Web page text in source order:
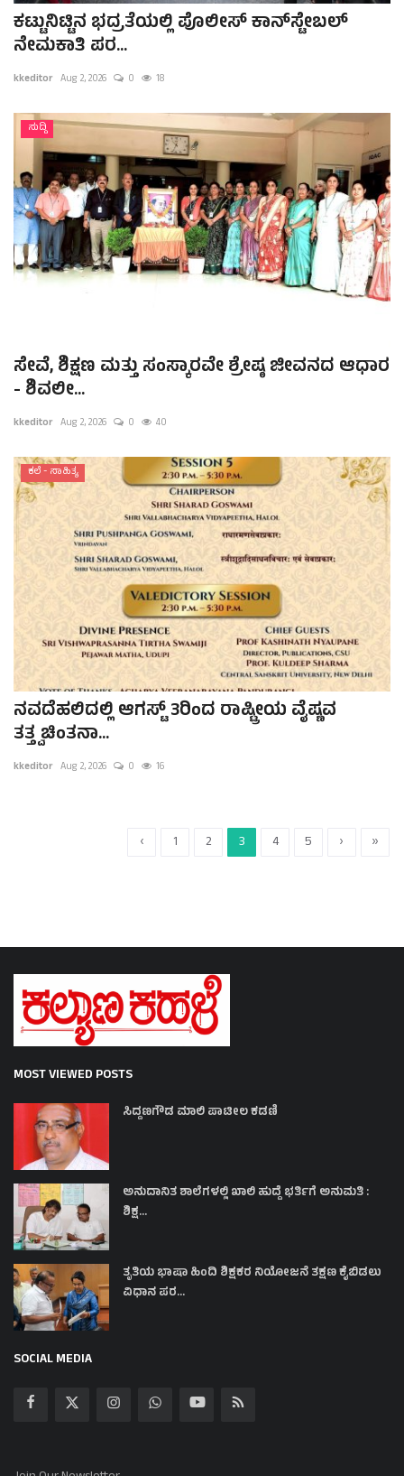
ಕಟ್ಟುನಿಟ್ಟಿನ ಭದ್ರತೆಯಲ್ಲಿ ಪೊಲೀಸ್ ಕಾನ್‌ಸ್ಟೇಬಲ್
ನೇಮಕಾತಿ ಪರ...
kkeditor Aug 2, 2026 0 18
ಸುದ್ದಿ
ಸೇವೆ, ಶಿಕ್ಷಣ ಮತ್ತು ಸಂಸ್ಕಾರವೇ ಶ್ರೇಷ್ಠ ಜೀವನದ ಆಧಾರ
- ಶಿವಲೀ...
kkeditor Aug 2, 2026 0 40
ಕಲೆ - ಸಾಹಿತ್ಯ
ನವದೆಹಲಿದಲ್ಲಿ ಆಗಸ್ಟ್ 3ರಿಂದ ರಾಷ್ಟ್ರೀಯ ವೈಷ್ಣವ
ತತ್ತ್ವಚಿಂತನಾ...
kkeditor Aug 2, 2026 0 16
‹ 1 2 3 4 5 › »
MOST VIEWED POSTS
ಸಿದ್ದಣಗೌಡ ಮಾಲಿ ಪಾಟೀಲ ಕಡಣಿ
ಅನುದಾನಿತ ಶಾಲೆಗಳಲ್ಲಿ ಖಾಲಿ ಹುದ್ದೆ ಭರ್ತಿಗೆ ಅನುಮತಿ :
ಶಿಕ್ಷ...
ತೃತಿಯ ಭಾಷಾ ಹಿಂದಿ ಶಿಕ್ಷಕರ ನಿಯೋಜನೆ ತಕ್ಷಣ ಕೈಬಿಡಲು
ವಿಧಾನ ಪರ...
SOCIAL MEDIA